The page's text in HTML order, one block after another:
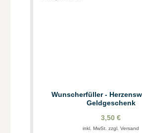
Wunscherfüller -
Geldgeschenk
3,50 €
inkl. MwSt. zzgl. Versand